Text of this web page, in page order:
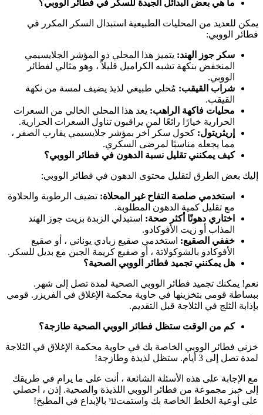
ما هي بعض البدائل الجيدة للسكر في فطائر الووبي؟
يمكن للعديد من المحليات الطبيعية استبدال السكر المكرر في
فطائر الووبي:
سكر جوز الهند: يتميز هذا المحلي ذو المؤشر الجلايسيمي
المنخفض بنكهة تشبه الكراميل قليلاً ، وهو مثالي لفطائر
الووبي.
شراب القيقب: مُحلي طبيعي لذيذ يضيف لمسة من نكهة
القيقب.
محليات فاكهة الراهب: يعد هذا المحلي الخالي من السعرات
الحرارية خيارًا رائعًا لمن يراقبون تناول السعرات الحرارية.
إريثريتول: كحول سكر آخر بمؤشر جلايسيمي يقارب الصفر ،
مما يجعله مناسبًا لمرضى السكري.
كيف يمكنني تقليل نسبة الدهون في فطائر الووبي؟
إليك بعض الطرق لتقليل محتوى الدهون في فطائر الووبي:
استخدمي صلصة التفاح غير المحلاة: تضيف الرطوبة والحلاوة
مع تقليل كمية الدهون المطلوبة.
اختاري دهونًا أكثر صحة: استبدلي الزبدة بزيت جوز الهند
المذاب أو زيت الأفوكادو.
خففي الصقيع: استخدمي صقيع زبادي يوناني ، أو صقيع
الأفوكادو بالشوكولاتة ، أو صقيع كريمة الجبن مع بديل للسكر.
هل يمكنني تجميد فطائر الووبي الصحية؟
نعم! يمكنك تجميد فطائر الووبي الصحية لمدة تصل إلى شهر.
ببساطة قومي بتخزينها في حاوية محكمة الإغلاق في الفريزر. قومي
بإذابة الثلج في الثلاجة قبل التقديم.
كم من الوقت ستظل فطائر الووبي الصحية طازجة؟
خزني فطائر الووبي الخاصة بك في حاوية محكمة الإغلاق في الثلاجة
لمدة تصل إلى 3 أيام. ستظل لذيذة وطازجة!
مع الإجابة على هذه الأسئلة الشائعة ، أنت على ما يرام في طريقك
إلى خبز مجموعة من فطائر الووبي اللذيذة والصحية. إذن ، احصلي
على أوعية الخلط الخاصة بك واستمتעי بالإبداع في المطبخ!